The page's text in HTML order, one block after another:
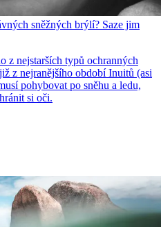
sněžných brýlí? Saze jim
z nejstarších typů ochranných
z nejranějšího období Inuitů (asi
pohybovat po sněhu a ledu,
si oči.